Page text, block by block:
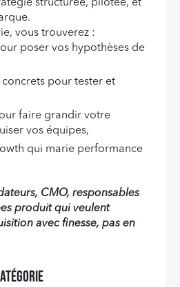
structurée, pilotée, et
vous trouverez :
poser vos hypothèses de
pour tester et
faire grandir votre
vos équipes,
qui marie performance
CMO, responsables
produit qui veulent
avec finesse, pas en